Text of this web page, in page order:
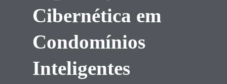
Cibernética em
Condomínios
Inteligentes